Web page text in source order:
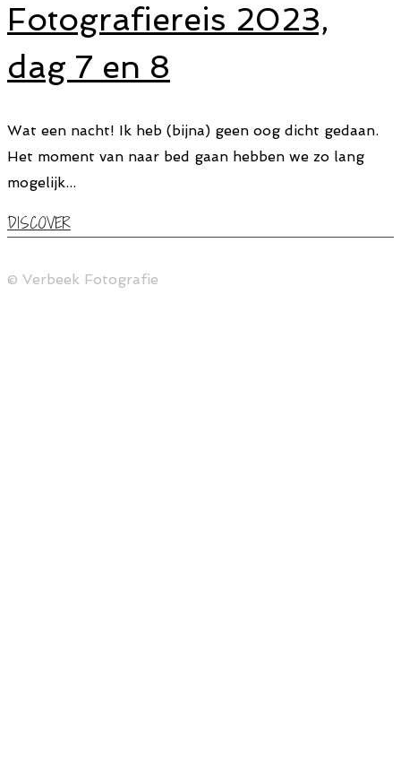
Fotografiereis 2023,
dag 7 en 8
Wat een nacht! Ik heb (bijna) geen oog dicht gedaan.
Het moment van naar bed gaan hebben we zo lang
mogelijk...
DISCOVER
© Verbeek Fotografie